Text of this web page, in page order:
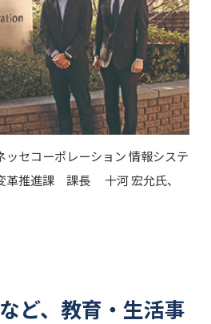
ッセコーポレーション 情報システ
革推進課 課長 十河 宏允氏、
ど、教育・生活事